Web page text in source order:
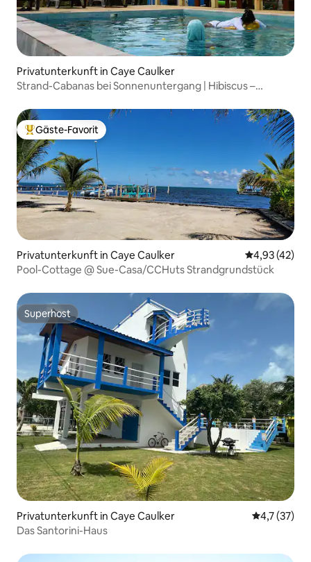
Privatunterkunft in Caye Caulker
Strand-Cabanas bei Sonnenuntergang | Hibiscus –
Beliebter Gäste-Favorit.
Gäste-Favorit
Privatunterkunft in Caye Caulker
4,93 (42)
Pool-Cottage @ Sue-Casa/CCHuts Strandgrundstück
Superhost
Superhost
Privatunterkunft in Caye Caulker
4,7 (37)
Das Santorini-Haus